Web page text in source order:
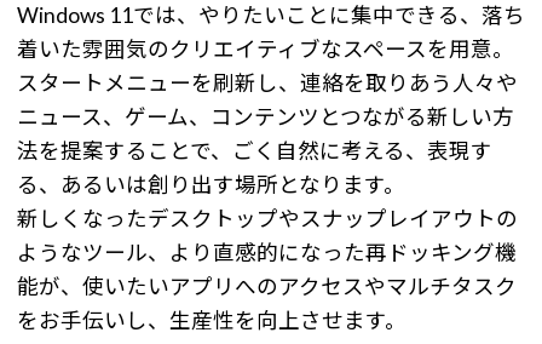
Windows 11では、やりたいことに集中できる、落ち
着いた雰囲気のクリエイティブなスペースを用意。
スタートメニューを刷新し、連絡を取りあう人々や
ニュース、ゲーム、コンテンツとつながる新しい方
法を提案することで、ごく自然に考える、表現す
る、あるいは創り出す場所となります。
新しくなったデスクトップやスナップレイアウトの
ようなツール、より直感的になった再ドッキング機
能が、使いたいアプリへのアクセスやマルチタスク
をお手伝いし、生産性を向上させます。